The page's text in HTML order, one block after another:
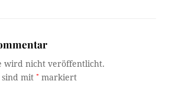
wird nicht veröffentlicht.
sind mit* markiert